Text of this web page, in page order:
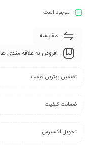
موجود است
مقایسه
افزودن به علاقه مندی ها
تضمین بهترین قیمت
ضمانت کیفیت
تحویل اکسپرس